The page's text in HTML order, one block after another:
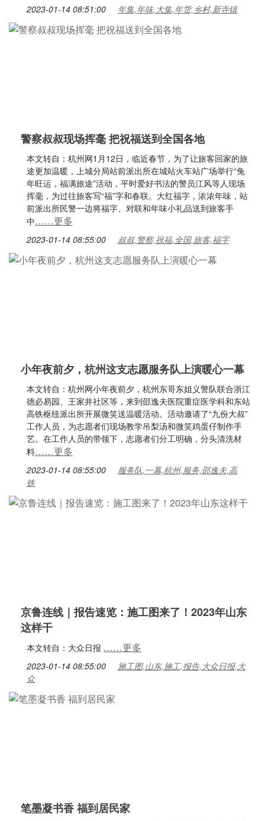
2023-01-14 08:51:00 年集,年味,大集,年货,乡村,新寺镇
警察叔叔现场挥毫 把祝福送到全国各地
本文转自：杭州网1月12日，临近春节，为了让旅客回家的旅
途更加温暖，上城分局站前派出所在城站火车站广场举行“兔
年旺运，福满旅途”活动，平时爱好书法的警员江风等人现场
挥毫，为过往旅客写“福”字和春联。大红福字，浓浓年味，站
前派出所民警一边将福字、对联和年味小礼品送到旅客手
中……更多
2023-01-14 08:55:00 叔叔,警察,祝福,全国,旅客,福字
小年夜前夕，杭州这支志愿服务队上演暖心一幕
本文转自：杭州网小年夜前夕，杭州东哥东姐义警队联合浙江
德必易园、王家井社区等，来到邵逸夫医院重症医学科和东站
高铁枢纽派出所开展微笑送温暖活动。活动邀请了“九份大叔”
工作人员，为志愿者们现场教学吊梨汤和微笑鸡蛋仔制作手
艺。在工作人员的带领下，志愿者们分工明确，分头清洗材
料……更多
2023-01-14 08:55:00
服务队,一幕,杭州,服务,邵逸夫,高
铁
京鲁连线｜报告速览：施工图来了！2023年山东
这样干
本文转自：大众日报 ……更多
2023-01-14 08:55:00
施工图,山东,施工,报告,大众日报,大
众
笔墨凝书香 福到居民家